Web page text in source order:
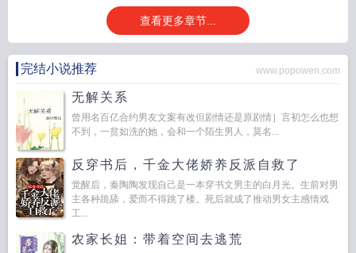
查看更多章节...
完结小说推荐 www.popowen.com
无解关系
曾用名百亿合约男友文案有改但剧情还是原剧情］言初怎么也想
不到，一贫如洗的她，会和一个陌生男人，莫名...
反穿书后，千金大佬娇养反派自救了
觉醒后，秦陶陶发现自己是一本穿书文男主的白月光。生前对男
主各种跪舔，爱而不得跳了楼。死后就成了推动男女主感情戏
工...
农家长姐：带着空间去逃荒